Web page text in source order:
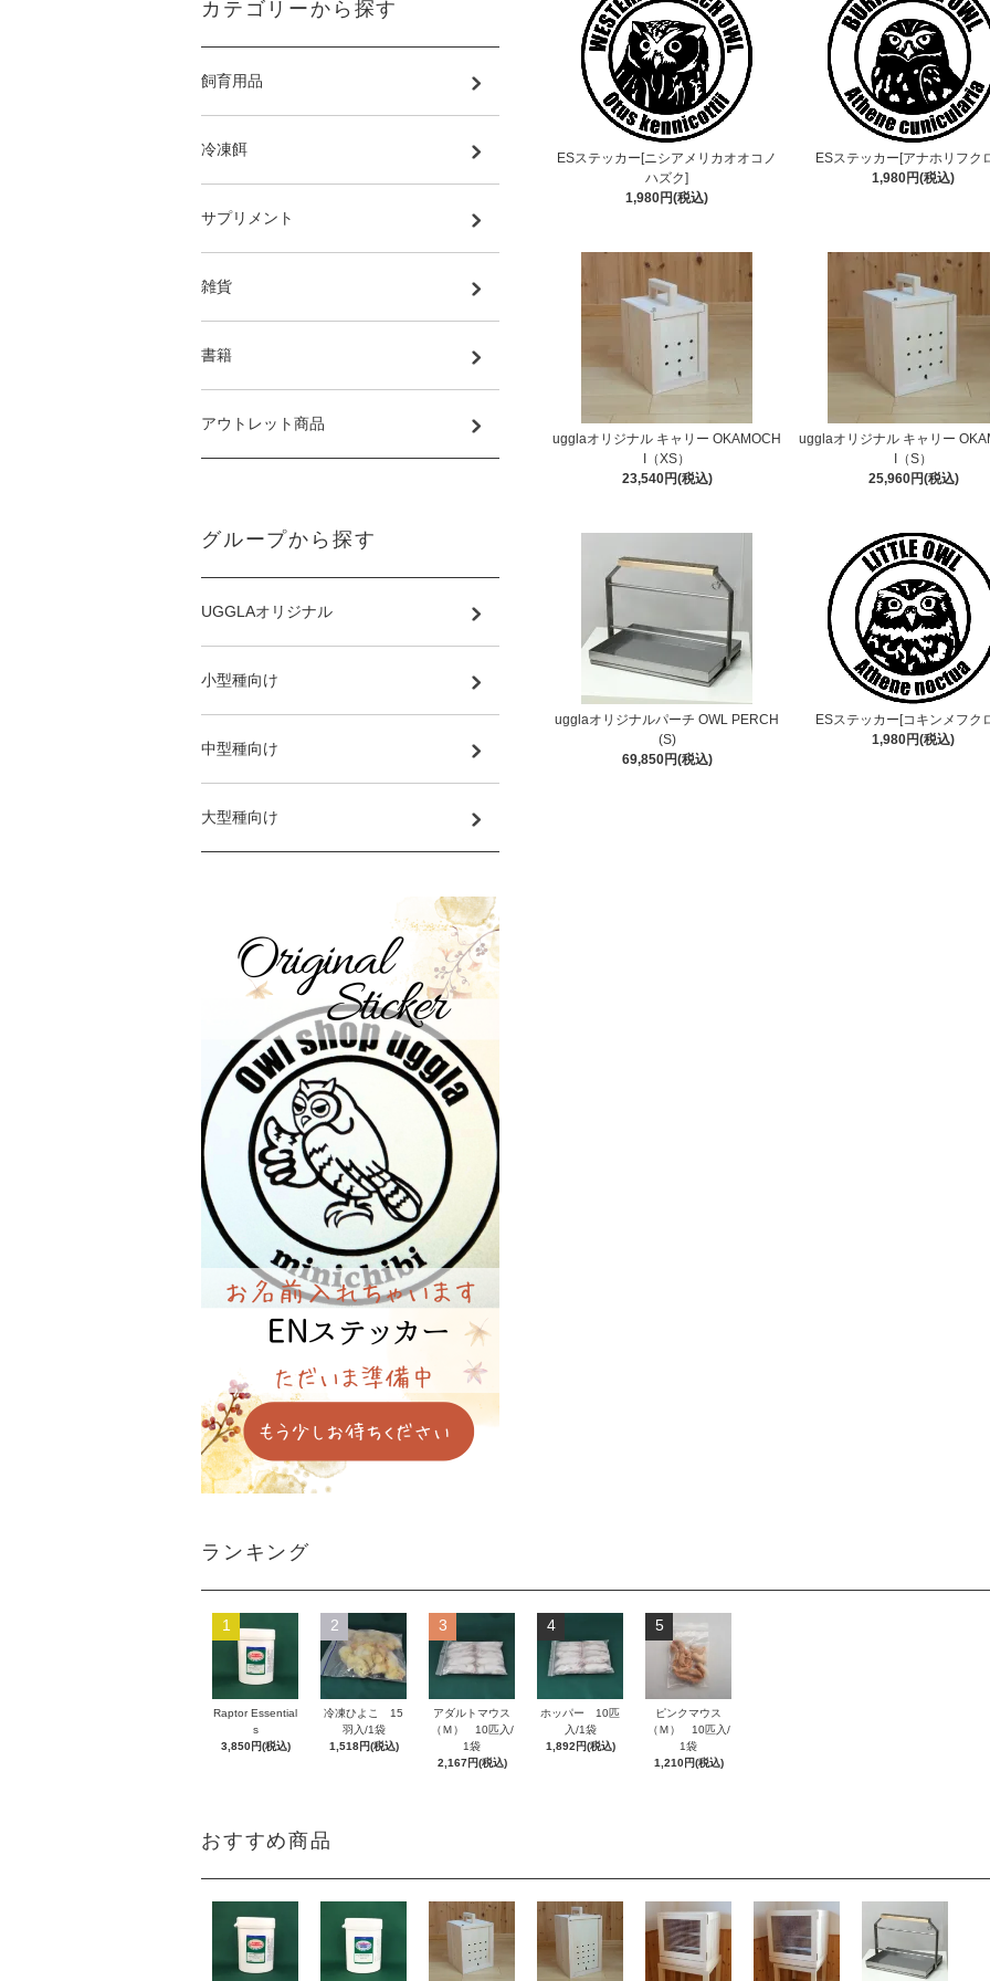
ESステッカー[ニシアメリカオオコノ
ハズク]
1,980円(税込)
ESステッカー[アナホリフク
1,980円(税込)
ugglaオリジナル キャリー OKAMOCH
I（XS）
23,540円(税込)
ugglaオリジナル キャリー
I（S）
25,960円(税込)
ugglaオリジナルパーチ OWL PERCH
(S)
69,850円(税込)
ESステッカー[コキンメフク
1,980円(税込)
カテゴリーから探す
飼育用品
冷凍餌
サプリメント
雑貨
書籍
アウトレット商品
グループから探す
UGGLAオリジナル
小型種向け
中型種向け
大型種向け
ランキング
1
Raptor Essential
s
3,850円(税込)
2
冷凍ひよこ 15
羽入/1袋
1,518円(税込)
3
アダルトマウス
（Ｍ） 10匹入/
1袋
2,167円(税込)
4
ホッパー 10匹
入/1袋
1,892円(税込)
5
ピンクマウス
（Ｍ） 10匹入/
1袋
1,210円(税込)
おすすめ商品